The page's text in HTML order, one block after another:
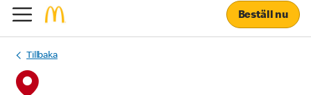
Beställ nu
Tillbaka